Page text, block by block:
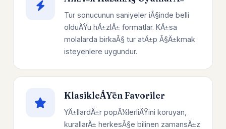
Tur sonucunun saniyeler iÃ§inde belli
olduÄŸu hÄ±zlÄ± formatlar. KÄ±sa
molalarda birkaÃ§ tur atÄ±p Ã§Ä±kmak
isteyenlere uygundur.
KlasikleÅŸen Favoriler
YÄ±llardÄ±r popÃ¼lerliÄŸini koruyan,
kurallarÄ± herkesÃ§e bilinen zamansÄ±z